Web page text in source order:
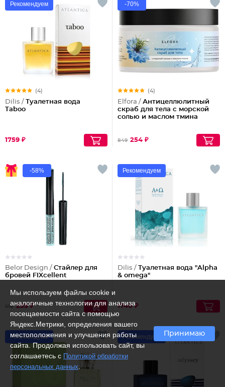
Рекомендуем
(4)
Dilis / Туалетная вода
Taboo
1759 ₽
-70%
(4)
Elfora / Антицеллюлитный
скраб для тела с морской
солью и маслом тмина
849 254 ₽
-58%
Belor Design / Стайлер для
бровей FIXcellent
618 259 ₽
Рекомендуем
Dilis / Туалетная вода "Alpha
& omega"
1740 ₽
Рекомендуем Рекомендуем
Мы используем файлы cookie и
аналогичные технологии для анализа
посещаемости сайта с помощью
Яндекс.Метрики, определения вашего
местоположения и улучшения работы
сайта. Продолжая использовать сайт, вы
соглашаетесь с Политикой обработки
персональных данных .
Принимаю